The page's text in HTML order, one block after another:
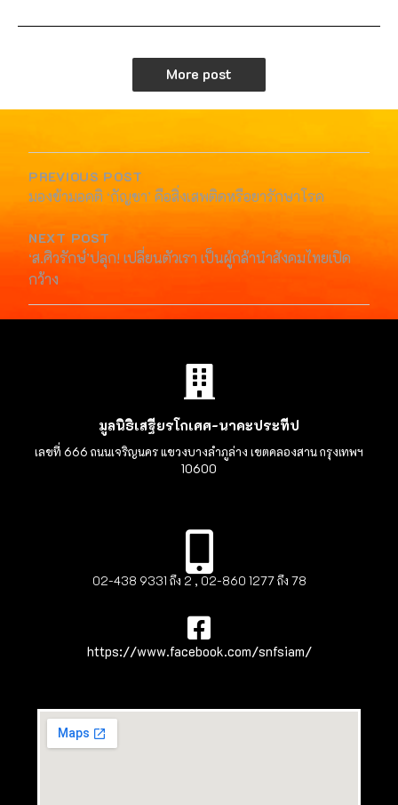
More post
PREVIOUS POST
มองข้ามอคติ ‘กัญชา’ คือสิ่งเสพติดหรือยารักษาโรค
NEXT POST
‘ส.ศิวรักษ์’ปลุก! เปลี่ยนตัวเรา เป็นผู้กล้านำสังคมไทยเปิด
กว้าง
มูลนิธิเสฐียรโกเศศ-นาคะประทีป
เลขที่ 666 ถนนเจริญนคร แขวงบางลำภูล่าง เขตคลองสาน กรุงเทพฯ
10600
02-438 9331 ถึง 2 , 02-860 1277 ถึง 78
https://www.facebook.com/snfsiam/